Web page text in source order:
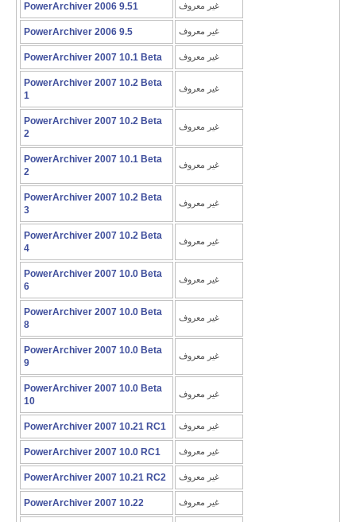
PowerArchiver 2006 9.51 غير معروف
PowerArchiver 2006 9.5 غير معروف
PowerArchiver 2007 10.1 Beta غير معروف
PowerArchiver 2007 10.2 Beta
1
غير معروف
PowerArchiver 2007 10.2 Beta
2
غير معروف
PowerArchiver 2007 10.1 Beta
2
غير معروف
PowerArchiver 2007 10.2 Beta
3
غير معروف
PowerArchiver 2007 10.2 Beta
4
غير معروف
PowerArchiver 2007 10.0 Beta
6
غير معروف
PowerArchiver 2007 10.0 Beta
8
غير معروف
PowerArchiver 2007 10.0 Beta
9
غير معروف
PowerArchiver 2007 10.0 Beta
10
غير معروف
PowerArchiver 2007 10.21 RC1 غير معروف
PowerArchiver 2007 10.0 RC1 غير معروف
PowerArchiver 2007 10.21 RC2 غير معروف
PowerArchiver 2007 10.22 غير معروف